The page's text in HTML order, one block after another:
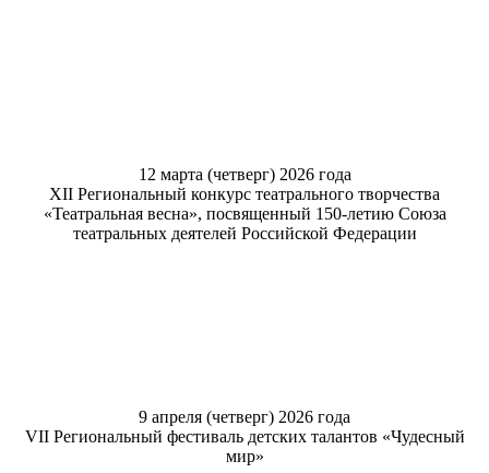
12 марта (четверг) 2026 года
XII Региональный конкурс театрального творчества
«Театральная весна», посвященный 150-летию Союза
театральных деятелей Российской Федерации
9 апреля (четверг) 2026 года
VII Региональный фестиваль детских талантов «Чудесный
мир»